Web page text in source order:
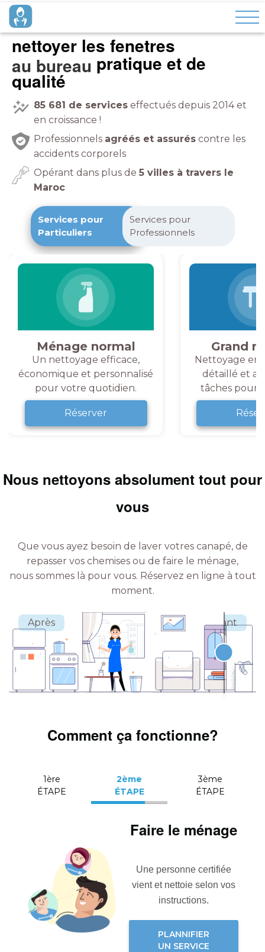
nettoyer les fenetres
pratique et de
qualité
85 681 de services effectués depuis 2014 et
en croissance !
Professionnels agréés et assurés contre les
accidents corporels
Opérant dans plus de 5 villes à travers le
Maroc
Services pour
Particuliers
Services pour
Professionnels
Ménage normal
Un nettoyage efficace,
économique et personnalisé
pour votre quotidien.
Réserver
Grand
Nettoyage en
détaillé et
tâches pour
Nous nettoyons absolument tout pour
vous
Que vous ayez besoin de laver votres canapé, de
repasser vos chemises ou de faire le ménage,
nous sommes là pour vous. Réservez en ligne à tout
moment.
Comment ça fonctionne?
1ère
ÉTAPE
2ème
ÉTAPE
3ème
ÉTAPE
Faire le ménage
Une personne certifiée
vient et nettoie selon vos
instructions.
PLANNIFIER
UN SERVICE